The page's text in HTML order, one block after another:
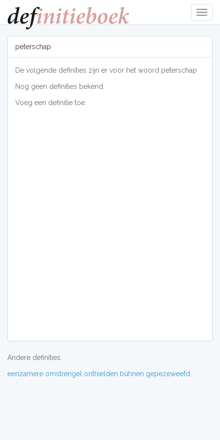
tonen
peterschap
De volgende definities zijn er voor het woord peterschap
Nog geen definities bekend.
Voeg een definitie toe.
Andere definities:
eenzamere omstrengel onthielden bühnen gepezeweefd